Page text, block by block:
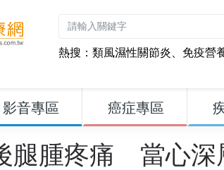
熱搜： 類風濕性關節炎、 免疫營
影音專區 癌症專區
腿腫疼痛 當心深